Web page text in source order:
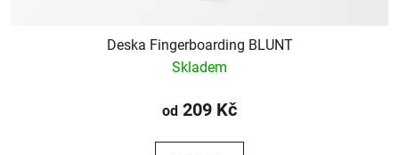
Deska Fingerboarding BLUNT
Skladem
od 209 Kč